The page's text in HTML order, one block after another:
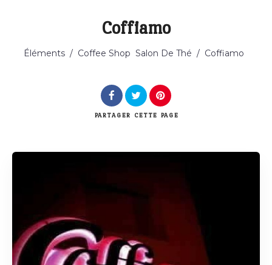
Catégorie
Coffiamo
Éléments / Coffee Shop Salon De Thé / Coffiamo
PARTAGER CETTE PAGE